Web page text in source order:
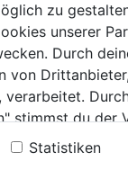
Schwierigkeit
leicht
Süßer
zu
unserer
Durch
von
verarbeitet.
stimmst du der
"Details
welche Cookies
Statistiken